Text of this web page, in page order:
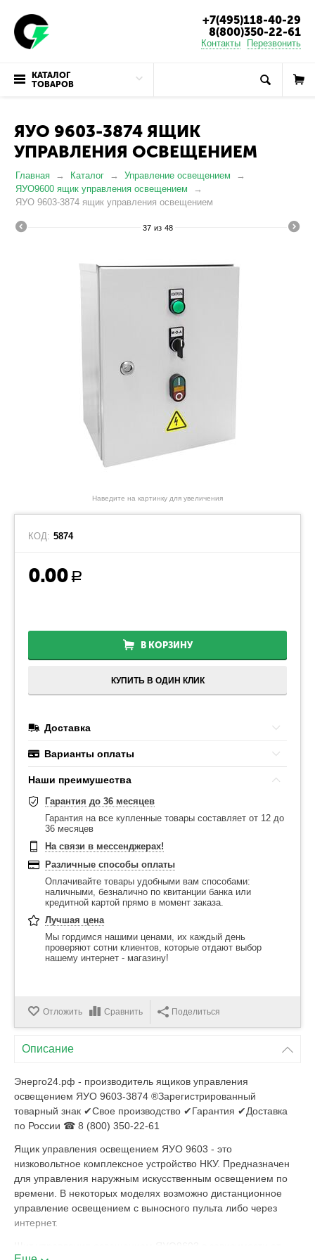
+7(495)118-40-29
8(800)350-22-61
Контакты Перезвонить
КАТАЛОГ
ТОВАРОВ
ЯУО 9603-3874 ЯЩИК
УПРАВЛЕНИЯ ОСВЕЩЕНИЕМ
Главная Каталог
Управление освещением
ЯУО9600 ящик управления освещением
ЯУО 9603-3874 ящик управления освещением
37 из 48
Наведите на картинку для увеличения
КОД: 5874
0.00 Р
В КОРЗИНУ
КУПИТЬ В ОДИН КЛИК
Доставка
Варианты оплаты
Наши преимушества
Гарантия до 36 месяцев
Гарантия на все купленные товары составляет от 12 до
36 месяцев
На связи в мессенджерах!
Различные способы оплаты
Оплачивайте товары удобными вам способами:
наличными, безналично по квитанции банка или
кредитной картой прямо в момент заказа.
Лучшая цена
Мы гордимся нашими ценами, их каждый день
проверяют сотни клиентов, которые отдают выбор
нашему интернет - магазину!
Отложить Сравнить Поделиться
Описание
Энерго24.рф - производитель ящиков управления
освещением ЯУО 9603-3874 ®Зарегистрированный
товарный знак ✔Свое производство ✔Гарантия ✔Доставка
по России ☎ 8 (800) 350-22-61
Ящик управления освещением ЯУО 9603 - это
низковольтное комплексное устройство НКУ. Предназначен
для управления наружным искусственным освещением по
времени. В некоторых моделях возможно дистанционное
управление освещением с выносного пульта либо через
интернет.